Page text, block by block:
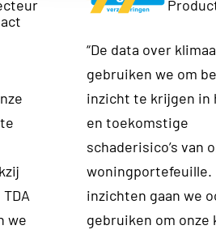
we
“De data over
gebruiken we om
inzicht te krijgen in
en toekomstige
schaderisico’s van
woningportefeuille.
inzichten gaan we
gebruiken om onze